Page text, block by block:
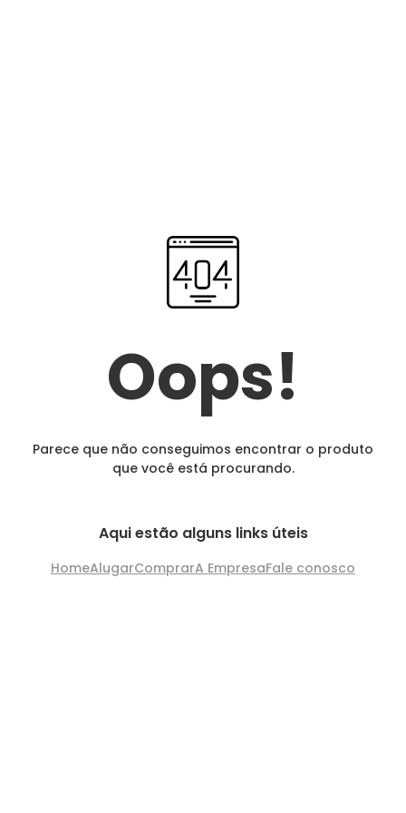
Oops!
Parece que não conseguimos encontrar o produto
que você está procurando.
Aqui estão alguns links úteis
HomeAlugarComprarA EmpresaFale conosco